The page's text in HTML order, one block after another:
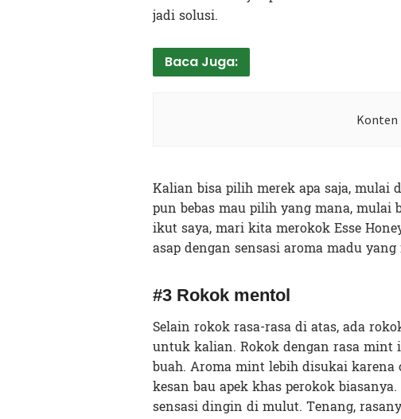
jadi solusi.
Baca Juga:
Konten
Kalian bisa pilih merek apa saja, mulai
pun bebas mau pilih yang mana, mulai
ikut saya, mari kita merokok Esse
asap dengan sensasi aroma madu
#3 Rokok mentol
Selain rokok rasa-rasa di atas, ada
untuk kalian. Rokok dengan rasa mint
buah. Aroma mint lebih disukai
kesan bau apek khas perokok
sensasi dingin di mulut. Tenang,